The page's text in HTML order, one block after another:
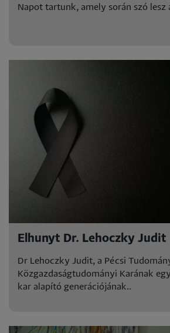
Napot tartunk, amely során szó lesz
Elhunyt Dr. Lehoczky Judit
Dr Lehoczky Judit, a Pécsi
Közgazdaságtudományi Karának
kar alapító generációjának..